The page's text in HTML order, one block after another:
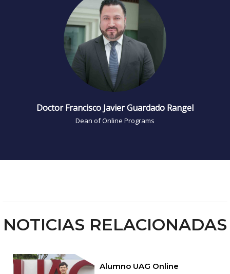
Doctor Francisco Javier Guardado Rangel
Dean of Online Programs
NOTICIAS RELACIONADAS
Alumno UAG Online